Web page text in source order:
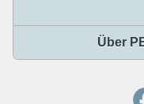
Über